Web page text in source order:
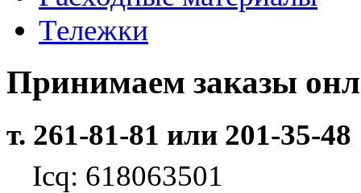
Тележки
Принимаем заказы
т. 261-81-81 или 201-35-48
Icq: 618063501